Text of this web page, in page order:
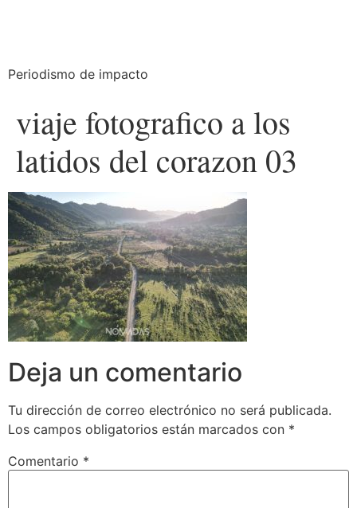
Periodismo de impacto
viaje fotografico a los
latidos del corazon 03
Deja un comentario
Tu dirección de correo electrónico no será publicada.
Los campos obligatorios están marcados con *
Comentario *